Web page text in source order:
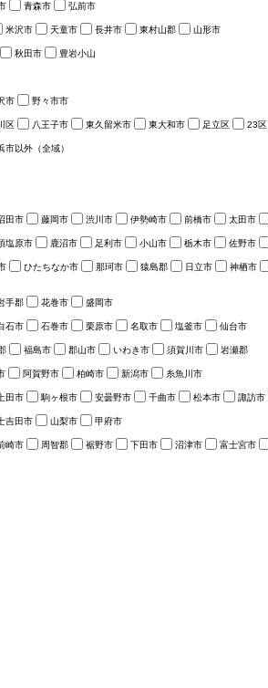
青森市
弘前市
米沢市 天童市 長井市 東村山郡
山形市
秋田市
豊岩小山
市
野々市市
区 八王子市 東久留米市 東大和市 足立区 23区
市以外（全域）
田市 藤岡市 渋川市 伊勢崎市 前橋市 太田市
塩原市 鹿沼市 足利市 小山市 栃木市 佐野市
ひたちなか市 那珂市 猿島郡 日立市 神栖市
手郡 花巻市
盛岡市
石市 石巻市 栗原市 名取市 塩釜市
仙台市
福島市 郡山市 いわき市 須賀川市
岩瀬郡
阿賀野市 柏崎市 新潟市
糸魚川市
上田市 駒ヶ根市 安曇野市 千曲市 松本市 諏訪市
吉田市 山梨市
甲府市
崎市 周智郡 裾野市 下田市 沼津市 富士宮市